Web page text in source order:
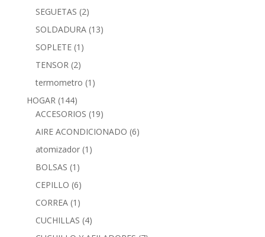
SEGUETAS (2)
SOLDADURA (13)
SOPLETE (1)
TENSOR (2)
termometro (1)
HOGAR (144)
ACCESORIOS (19)
AIRE ACONDICIONADO (6)
atomizador (1)
BOLSAS (1)
CEPILLO (6)
CORREA (1)
CUCHILLAS (4)